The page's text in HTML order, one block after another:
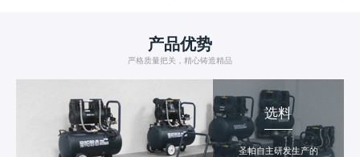
产品优势
严格质量把关，精心铸造精品
选料
圣帕自主研发生产的